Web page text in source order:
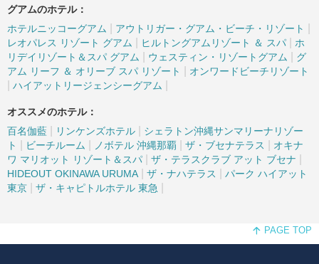
グアムのホテル：
ホテルニッコーグアム
アウトリガー・グアム・ビーチ・リゾート
レオパレス リゾート グアム ヒルトングアムリゾート ＆ スパ
ホ
リデイリゾート＆スパ グアム
ウェスティン・リゾートグアム
グ
アム リーフ ＆ オリーブ スパ リゾート
オンワードビーチリゾート
ハイアットリージェンシーグアム
オススメのホテル：
百名伽藍
リンケンズホテル
シェラトン沖縄サンマリーナリゾー
ト
ビーチルーム ノボテル 沖縄那覇 ザ・ブセナテラス
オキナ
ワ マリオット リゾート＆スパ
ザ・テラスクラブ アット ブセナ
HIDEOUT OKINAWA URUMA ザ・ナハテラス
パーク ハイアット
東京
ザ・キャピトルホテル 東急
PAGE TOP